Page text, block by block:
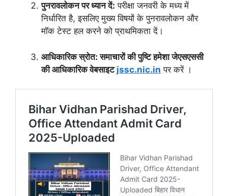
पुनरावलोकन पर ध्यान दें: परीक्षा जनवरी के मध्य में
निर्धारित है, इसलिए मुख्य विषयों के पुनरावलोकन और
मॉक टेस्ट हल करने को प्राथमिकता दें।
आधिकारिक स्रोत: समाचारों की पुष्टि हमेशा जेएसएससी
की आधिकारिक वेबसाइट jssc.nic.in पर करें ।